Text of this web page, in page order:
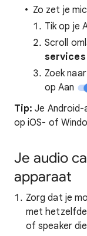
Zo zet je
Tik op je
Scroll
services
Zoek
op Aan
Tip:Je
op iOS- of
Je audio
apparaat
Zorg dat je
met
of speaker